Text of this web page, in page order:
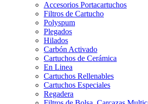
Accesorios Portacartuchos
Filtros de Cartucho
Polyspum
Plegados
Hilados
Carbón Activado
Cartuchos de Cerámica
En Linea
Cartuchos Rellenables
Cartuchos Especiales
Regadera